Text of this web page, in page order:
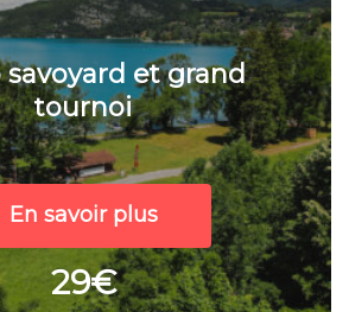
savoyard et grand
tournoi
En savoir plus
29€